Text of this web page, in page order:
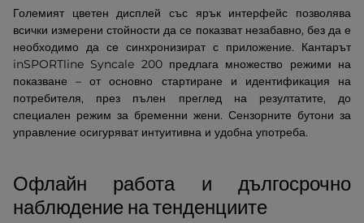
Големият цветен дисплей със ярък интерфейс позволява
всички измерени стойности да се показват незабавно, без да е
необходимо да се синхронизират с приложение. Кантарът
inSPORTline Syncale 200 предлага множество режими на
показване – от основно стартиране и идентификация на
потребителя, през пълен преглед на резултатите, до
специален режим за бременни жени. Сензорните бутони за
управление осигуряват интуитивна и удобна употреба.
Офлайн работа и дългосрочно
наблюдение на тенденциите